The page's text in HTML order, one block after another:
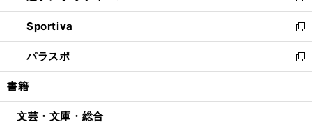
開
く
ン
ド
ウ
で
開
ウ
ィ
ン
ド
ウ
開
し
い
ウ
ィ
ン
ウ
Sportiva
新
し
い
ウ
ン
パラスポ
新
し
ウ
書籍
文芸・文庫・総合